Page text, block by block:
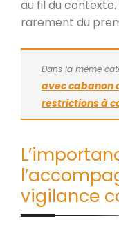
au fil du
rarement du
Dans la même
avec cabanon
restrictions à
vigilance